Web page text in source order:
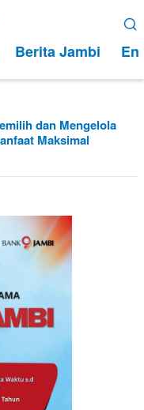
Berita Jambi
dan Mengelola
Maksimal